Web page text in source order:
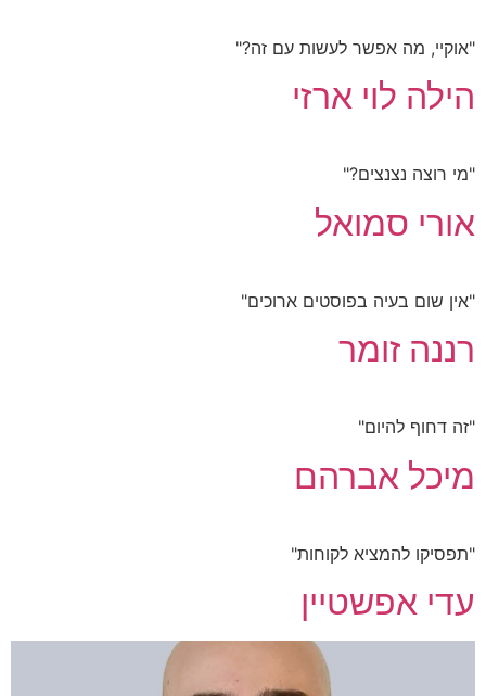
"אוקיי, מה אפשר לעשות עם זה?"
הילה לוי ארזי
"מי רוצה נצנצים?"
אורי סמואל
"אין שום בעיה בפוסטים ארוכים"
רננה זומר
"זה דחוף להיום"
מיכל אברהם
"תפסיקו להמציא לקוחות"
עדי אפשטיין